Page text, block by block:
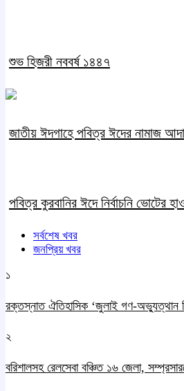
শুভ হিজরী নববর্ষ ১৪৪৭
জাতীয় ঈদগাহে পবিত্র ঈদের নামাজ
পবিত্র কুরবানির ঈদে নির্বাচনি ভোটের
সর্বশেষ খবর
জনপ্রিয় খবর
১
রক্তস্নাত ঐতিহাসিক ‌‘জুলাই গণ-
২
বরিশালসহ রেলসেবা বঞ্চিত ১৬ জেলা,